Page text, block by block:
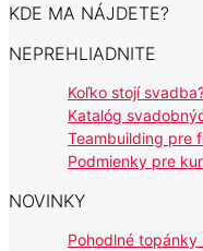
KDE MA NÁJDETE?
NEPREHLIADNITE
Koľko stojí
Katalóg
Teambuilding pre
Podmienky pre
NOVINKY
Pohodlné